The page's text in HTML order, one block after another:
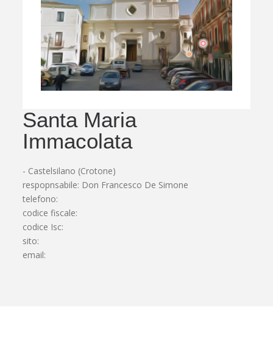
Santa Maria
Immacolata
- Castelsilano (Crotone)
respopnsabile: Don Francesco De Simone
telefono:
codice fiscale:
codice Isc:
sito:
email: